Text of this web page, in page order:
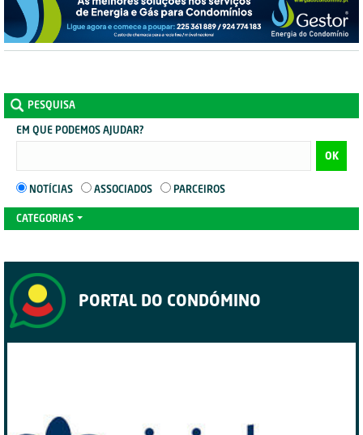
PESQUISA
EM QUE PODEMOS AJUDAR?
OK
NOTÍCIAS ASSOCIADOS PARCEIROS
CATEGORIAS
PORTAL DO CONDÓMINO